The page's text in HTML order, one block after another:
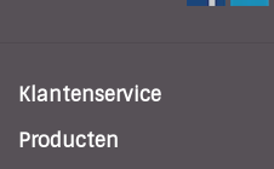
Klantenservice
Producten